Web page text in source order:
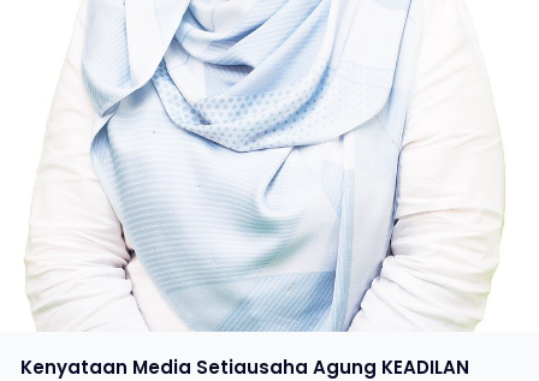
Kenyataan Media Setiausaha Agung KEADILAN